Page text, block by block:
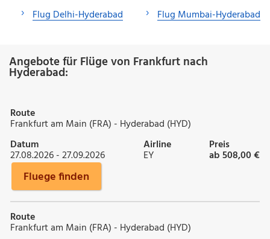
Flug Delhi-Hyderabad
Flug Mumbai-Hyderabad
Angebote für Flüge von Frankfurt nach
Hyderabad:
Route
Frankfurt am Main (FRA) - Hyderabad (HYD)
Datum
27.08.2026 - 27.09.2026
Airline
EY
Preis
ab 508,00 €
Fluege finden
Route
Frankfurt am Main (FRA) - Hyderabad (HYD)